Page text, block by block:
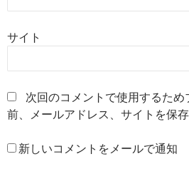
サイト
次回のコメントで使用するた
前、メールアドレス、サイトを保存
新しいコメントをメールで通知